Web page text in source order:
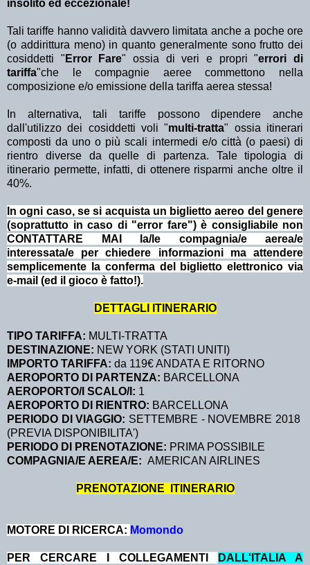
insolito ed eccezionale!
Tali tariffe hanno validità davvero limitata anche a poche ore
(o addirittura meno) in quanto generalmente sono frutto dei
cosiddetti " Error Fare" ossia di veri e propri "errori di
tariffa"che le compagnie aeree commettono nella
composizione e/o emissione della tariffa aerea stessa!
In alternativa, tali tariffe possono dipendere anche
dall'utilizzo dei cosiddetti voli "multi-tratta" ossia itinerari
composti da uno o più scali intermedi e/o città (o paesi) di
rientro diverse da quelle di partenza. Tale tipologia di
itinerario permette, infatti, di ottenere risparmi anche oltre il
40%.
In ogni caso, se si acquista un biglietto aereo del genere
(soprattutto in caso di "error fare") è consigliabile non
CONTATTARE MAI la/le compagnia/e aerea/e
interessata/e per chiedere informazioni ma attendere
semplicemente la conferma del biglietto elettronico via
e-mail (ed il gioco è fatto!).
DETTAGLI ITINERARIO
TIPO TARIFFA: MULTI-TRATTA
DESTINAZIONE: NEW YORK (STATI UNITI)
IMPORTO TARIFFA: da 119€ ANDATA E RITORNO
AEROPORTO DI PARTENZA: BARCELLONA
AEROPORTO/I SCALO/I: 1
AEROPORTO DI RIENTRO: BARCELLONA
PERIODO DI VIAGGIO: SETTEMBRE - NOVEMBRE 2018
(PREVIA DISPONIBILITA')
PERIODO DI PRENOTAZIONE: PRIMA POSSIBILE
COMPAGNIA/E AEREA/E: AMERICAN AIRLINES
PRENOTAZIONE ITINERARIO
MOTORE DI RICERCA: Momondo
PER CERCARE I COLLEGAMENTI
DALL'ITALIA A